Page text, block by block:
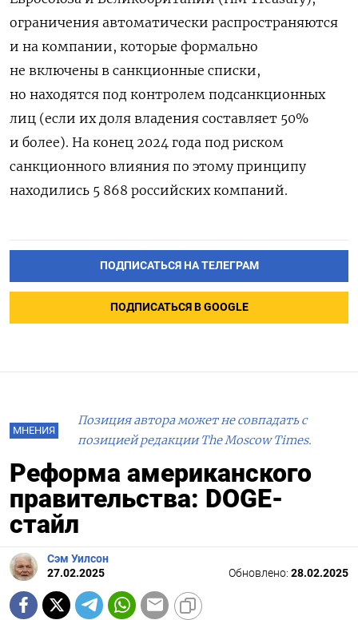
ограничения автоматически распространяются
и на компании, которые формально
не включены в санкционные списки,
но находятся под контролем подсанкционных
лиц (если их доля владения составляет 50%
и более). На конец 2024 года под риском
санкционного влияния по этому принципу
находились 5 868 российских компаний.
ПОДПИСАТЬСЯ НА ТЕЛЕГРАМ
ПОДПИСАТЬСЯ В GOOGLE
МНЕНИЯ
Позиция автора может не совпадать с
позицией редакции The Moscow Times.
Реформа американского
правительства: DOGE-
стайл
Сэм Уилсон
27.02.2025
Обновлено: 28.02.2025